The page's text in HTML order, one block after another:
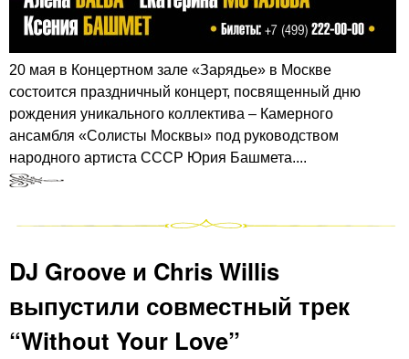
20 мая в Концертном зале «Зарядье» в Москве
состоится праздничный концерт, посвященный дню
рождения уникального коллектива – Камерного
ансамбля «Солисты Москвы» под руководством
народного артиста СССР Юрия Башмета....
DJ Groove и Chris Willis
выпустили совместный трек
“Without Your Love”